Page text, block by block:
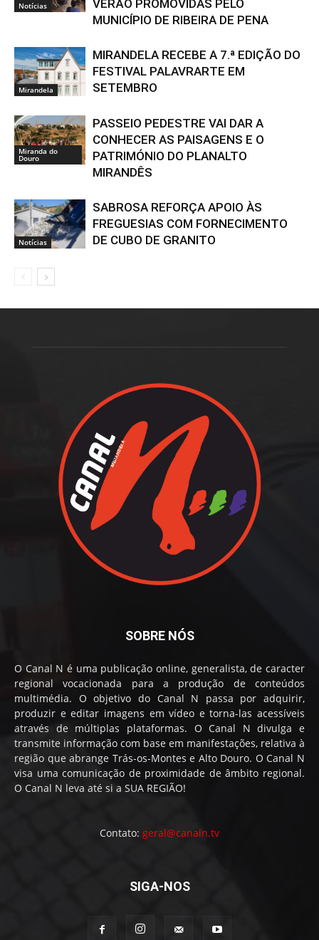
Notícias
VERÃO PROMOVIDAS PELO
MUNICÍPIO DE RIBEIRA DE PENA
Mirandela
MIRANDELA RECEBE A 7.ª EDIÇÃO DO
FESTIVAL PALAVRARTE EM
SETEMBRO
Miranda do
Douro
PASSEIO PEDESTRE VAI DAR A
CONHECER AS PAISAGENS E O
PATRIMÓNIO DO PLANALTO
MIRANDÊS
Notícias
SABROSA REFORÇA APOIO ÀS
FREGUESIAS COM FORNECIMENTO
DE CUBO DE GRANITO
SOBRE NÓS
O Canal N é uma publicação online, generalista, de caracter
regional vocacionada para a produção de conteúdos
multimédia. O objetivo do Canal N passa por adquirir,
produzir e editar imagens em vídeo e torna-las acessíveis
através de múltiplas plataformas. O Canal N divulga e
transmite informação com base em manifestações, relativa à
região que abrange Trás-os-Montes e Alto Douro. O Canal N
visa uma comunicação de proximidade de âmbito regional.
O Canal N leva até si a SUA REGIÃO!
Contato: geral@canaln.tv
SIGA-NOS